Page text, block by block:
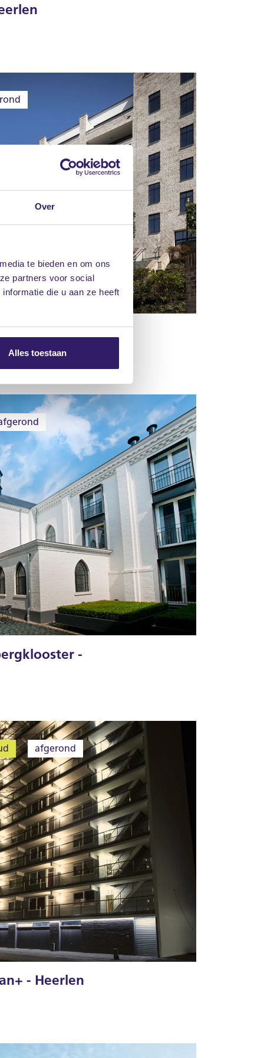
Over
te bieden en om ons
partners voor social
die u aan ze heeft
Alles toestaan
-
afgerond
- Heerlen